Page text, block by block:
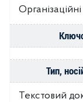
Тип,
Текстовий